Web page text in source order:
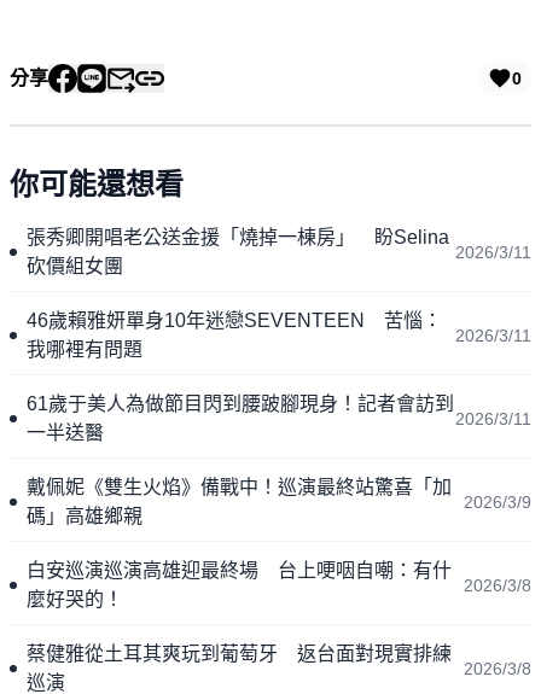
分享 0
你可能還想看
張秀卿開唱老公送金援「燒掉一棟房」 盼Selina
砍價組女團
2026/3/11
46歲賴雅妍單身10年迷戀SEVENTEEN 苦惱：
我哪裡有問題
2026/3/11
61歲于美人為做節目閃到腰跛腳現身！記者會訪到
一半送醫
2026/3/11
戴佩妮《雙生火焰》備戰中！巡演最終站驚喜「加
碼」高雄鄉親
2026/3/9
白安巡演巡演高雄迎最終場 台上哽咽自嘲：有什
麼好哭的！
2026/3/8
蔡健雅從土耳其爽玩到葡萄牙 返台面對現實排練
巡演
2026/3/8